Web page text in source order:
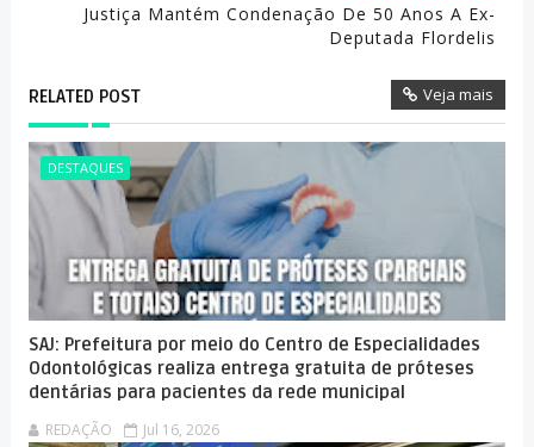
Justiça Mantém Condenação De 50 Anos A Ex-
Deputada Flordelis
RELATED POST Veja mais
DESTAQUES
SAJ: Prefeitura por meio do Centro de Especialidades
Odontológicas realiza entrega gratuita de próteses
dentárias para pacientes da rede municipal
REDAÇÃO Jul 16, 2026